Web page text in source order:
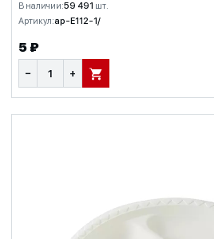
В наличии:59 491 шт.
Артикул:ap-E112-1/
5 ₽
− + В КОРЗИНУ